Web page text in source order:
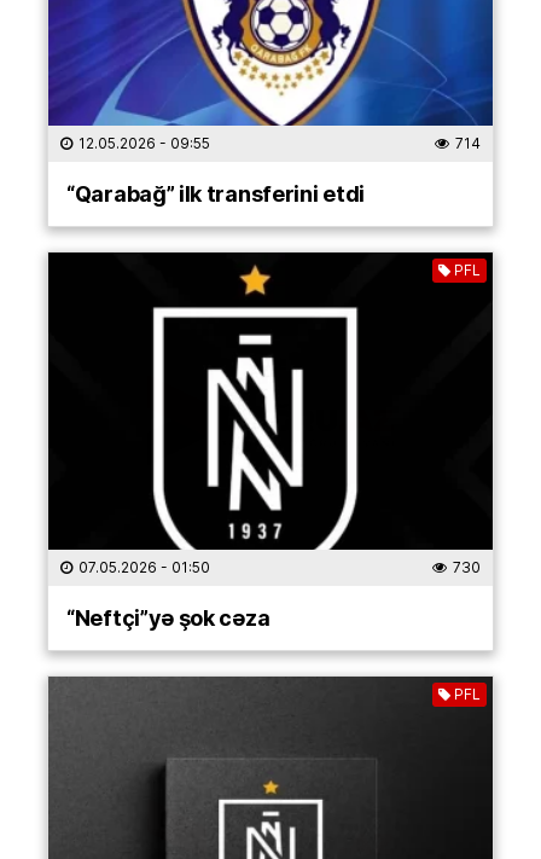
12.05.2026 - 09:55 714
“Qarabağ” ilk transferini etdi
PFL
07.05.2026 - 01:50 730
“Neftçi”yə şok cəza
PFL